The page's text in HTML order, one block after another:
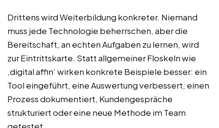
Drittens wird Weiterbildung konkreter. Niemand
muss jede Technologie beherrschen, aber die
Bereitschaft, an echten Aufgaben zu lernen, wird
zur Eintrittskarte. Statt allgemeiner Floskeln wie
‚digital affin‘ wirken konkrete Beispiele besser: ein
Tool eingeführt, eine Auswertung verbessert, einen
Prozess dokumentiert, Kundengespräche
strukturiert oder eine neue Methode im Team